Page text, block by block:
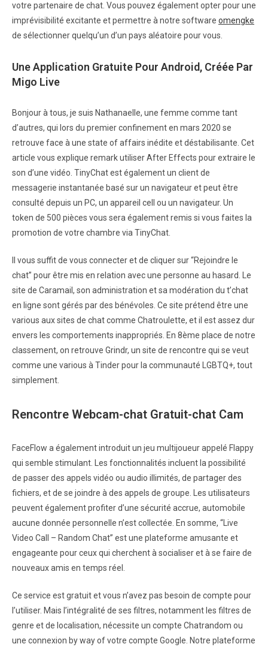
votre partenaire de chat. Vous pouvez également opter pour une
imprévisibilité excitante et permettre à notre software omengke
de sélectionner quelqu’un d’un pays aléatoire pour vous.
Une Application Gratuite Pour Android, Créée Par
Migo Live
Bonjour à tous, je suis Nathanaelle, une femme comme tant
d’autres, qui lors du premier confinement en mars 2020 se
retrouve face à une state of affairs inédite et déstabilisante. Cet
article vous explique remark utiliser After Effects pour extraire le
son d’une vidéo. TinyChat est également un client de
messagerie instantanée basé sur un navigateur et peut être
consulté depuis un PC, un appareil cell ou un navigateur. Un
token de 500 pièces vous sera également remis si vous faites la
promotion de votre chambre via TinyChat.
Il vous suffit de vous connecter et de cliquer sur “Rejoindre le
chat” pour être mis en relation avec une personne au hasard. Le
site de Caramail, son administration et sa modération du t’chat
en ligne sont gérés par des bénévoles. Ce site prétend être une
various aux sites de chat comme Chatroulette, et il est assez dur
envers les comportements inappropriés. En 8ème place de notre
classement, on retrouve Grindr, un site de rencontre qui se veut
comme une various à Tinder pour la communauté LGBTQ+, tout
simplement.
Rencontre Webcam-chat Gratuit-chat Cam
FaceFlow a également introduit un jeu multijoueur appelé Flappy
qui semble stimulant. Les fonctionnalités incluent la possibilité
de passer des appels vidéo ou audio illimités, de partager des
fichiers, et de se joindre à des appels de groupe. Les utilisateurs
peuvent également profiter d’une sécurité accrue, automobile
aucune donnée personnelle n’est collectée. En somme, “Live
Video Call – Random Chat” est une plateforme amusante et
engageante pour ceux qui cherchent à socialiser et à se faire de
nouveaux amis en temps réel.
Ce service est gratuit et vous n’avez pas besoin de compte pour
l’utiliser. Mais l’intégralité de ses filtres, notamment les filtres de
genre et de localisation, nécessite un compte Chatrandom ou
une connexion by way of votre compte Google. Notre plateforme